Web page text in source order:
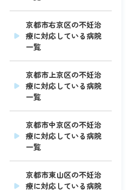
京都市右京区の不妊治
療に対応している病院
一覧
京都市上京区の不妊治
療に対応している病院
一覧
京都市中京区の不妊治
療に対応している病院
一覧
京都市東山区の不妊治
療に対応している病院